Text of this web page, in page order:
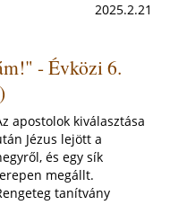
2025.2.21
- Évközi 6.
apostolok kiválasztása
Jézus lejött a
és egy sík
megállt.
tanítvány